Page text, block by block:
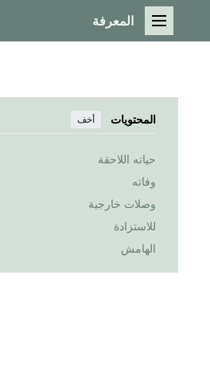
القائمة الرئيسية
المعرفة
المحتويات أخف
حياته اللاحقة
وفاته
وصلات خارجية
للاستزادة
الهامش